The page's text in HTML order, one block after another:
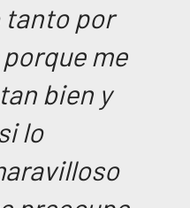
tanto por
me
bien y
lo